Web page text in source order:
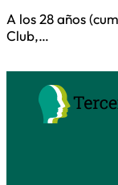
A los 28 años
Club,…